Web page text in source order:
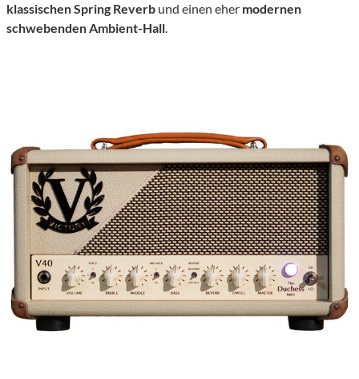
klassischen Spring Reverb und einen eher modernen
schwebenden Ambient-Hall.